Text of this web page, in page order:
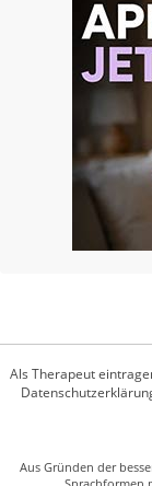
Als Therapeut
Aus Gründen der